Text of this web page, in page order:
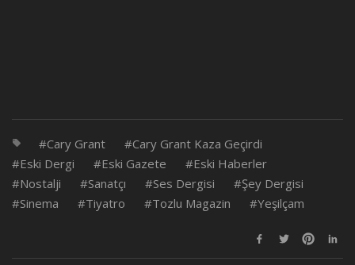
Cary Grant
Cary Grant Kaza Geçirdi
Eski Dergi
Eski Gazete
Eski Haberler
Nostalji
Sanatçı Ses Dergisi
Şey Dergisi
Sinema
Tiyatro Tozlu Magazin Yeşilçam